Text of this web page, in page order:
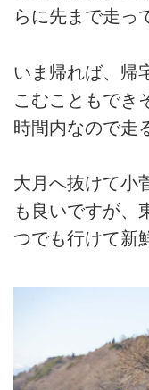
らに先まで走っ
いま帰れば、帰
こむこともで
時間内なので走
大月へ抜けて小
も良いですが、
つでも行けて新